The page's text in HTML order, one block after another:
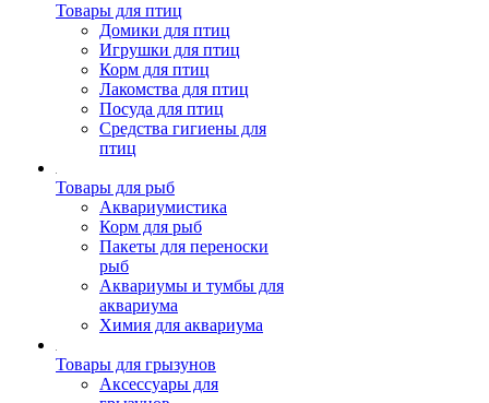
Товары для птиц
Домики для птиц
Игрушки для птиц
Корм для птиц
Лакомства для птиц
Посуда для птиц
Средства гигиены для
птиц
Товары для рыб
Аквариумистика
Корм для рыб
Пакеты для переноски
рыб
Аквариумы и тумбы для
аквариума
Химия для аквариума
Товары для грызунов
Аксессуары для